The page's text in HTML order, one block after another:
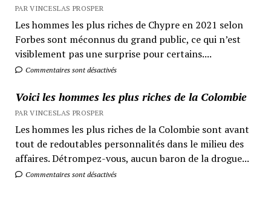
PAR VINCESLAS PROSPER
Les hommes les plus riches de Chypre en 2021 selon
Forbes sont méconnus du grand public, ce qui n’est
visiblement pas une surprise pour certains....
Commentaires sont désactivés
Voici les hommes les plus riches de la Colombie
PAR VINCESLAS PROSPER
Les hommes les plus riches de la Colombie sont avant
tout de redoutables personnalités dans le milieu des
affaires. Détrompez-vous, aucun baron de la drogue...
Commentaires sont désactivés